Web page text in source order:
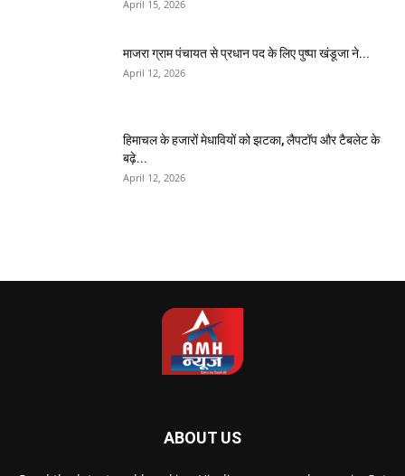
April 15, 2026
माजरा ग्राम पंचायत से प्रधान पद के लिए पुष्पा खंडूजा ने...
April 12, 2026
हिमाचल के हजारों मेधावियों को झटका, लैपटॉप और टैबलेट के
बढ़े...
April 12, 2026
ABOUT US